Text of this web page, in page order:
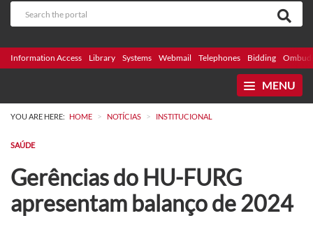
Information Access Library Systems Webmail Telephones Bidding
MENU
YOU ARE HERE: HOME > NOTÍCIAS > INSTITUCIONAL
SAÚDE
Gerências do HU-FURG
apresentam balanço de 2024